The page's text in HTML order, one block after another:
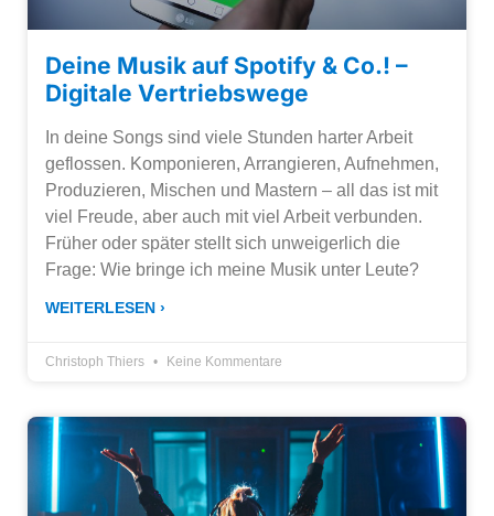
Deine Musik auf Spotify & Co.! –
Digitale Vertriebswege
In deine Songs sind viele Stunden harter Arbeit
geflossen. Komponieren, Arrangieren, Aufnehmen,
Produzieren, Mischen und Mastern – all das ist mit
viel Freude, aber auch mit viel Arbeit verbunden.
Früher oder später stellt sich unweigerlich die
Frage: Wie bringe ich meine Musik unter Leute?
WEITERLESEN ›
Christoph Thiers Keine Kommentare